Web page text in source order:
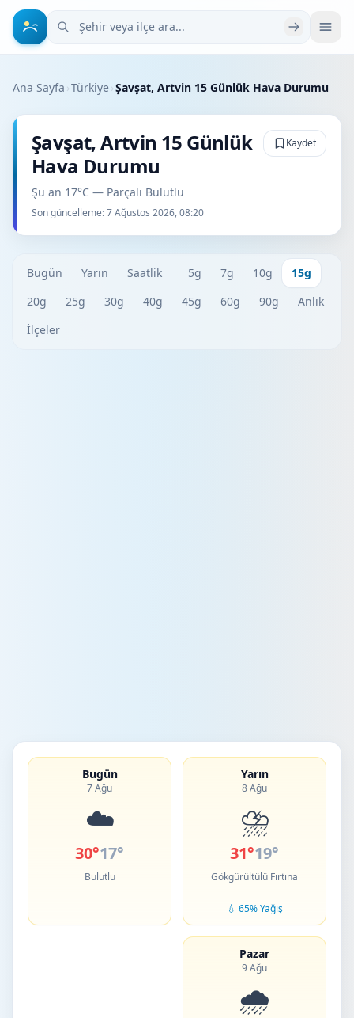
Şehir veya ilçe ara
Ana Sayfa ›Türkiye›Şavşat, Artvin 15 Günlük Hava Durumu
Şavşat, Artvin 15 Günlük
Hava Durumu
Şu an 17°C — Parçalı Bulutlu
Son güncelleme:7 Ağustos 2026, 08:20
Kaydet
Bugün Yarın Saatlik 5g 7g 10g
15g
20g
25g 30g 40g 45g 60g 90g
Anlık
İlçeler
Bugün
7 Ağu
☁️
30°17°
Bulutlu
Yarın
8 Ağu
⛈️
31°19°
Gökgürültülü Fırtına
💧 65% Yağış
Pazar
9 Ağu
🌧️